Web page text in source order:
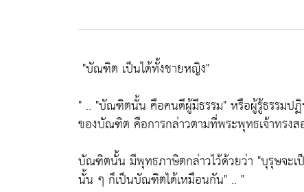
"บัณฑิต เป็นได้ทั้งชายหญิง"
" .. "บัณฑิตนั้น คือคนดีผู้มีธรรม"หรือผู้รู้ธรรมป
ของบัณฑิต คือการกล่าวตามที่พระพุทธเจ้าทรงส
บัณฑิตนั้น มีพุทธภาษิตกล่าวไว้ด้วยว่า "บุรุษจะ
นั้น ๆ ก็เป็นบัณฑิตได้เหมือนกัน" .. "